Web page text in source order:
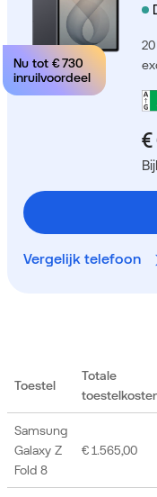
Nu tot € 730
inruilvoordeel
Vergelijk telefoon
Toestel
Totale
Samsung
Galaxy Z
Fold 8
€ 1.565,00